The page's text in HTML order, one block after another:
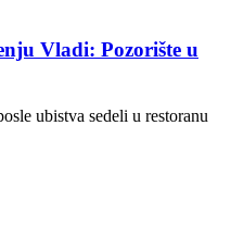
Vladi: Pozorište u
ubistva sedeli u restoranu